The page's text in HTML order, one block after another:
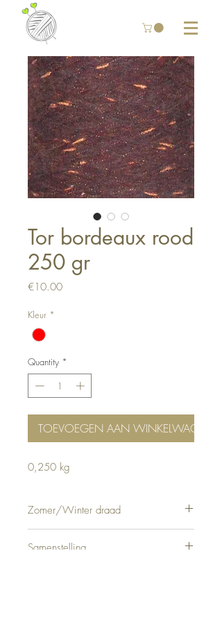
Tor bordeaux rood
250 gr
€10.00Price
Kleur *
Quantity *
TOEVOEGEN AAN WINKELWAGEN
0,250 kg
Zomer/Winter draad
Samenstelling